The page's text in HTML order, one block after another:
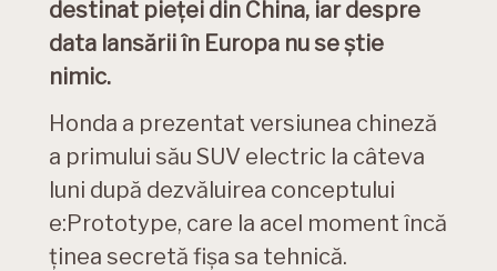
destinat pieței din China, iar despre
data lansării în Europa nu se știe
nimic.
Honda a prezentat versiunea chineză
a primului său SUV electric la câteva
luni după dezvăluirea conceptului
e:Prototype, care la acel moment încă
ținea secretă fișa sa tehnică.